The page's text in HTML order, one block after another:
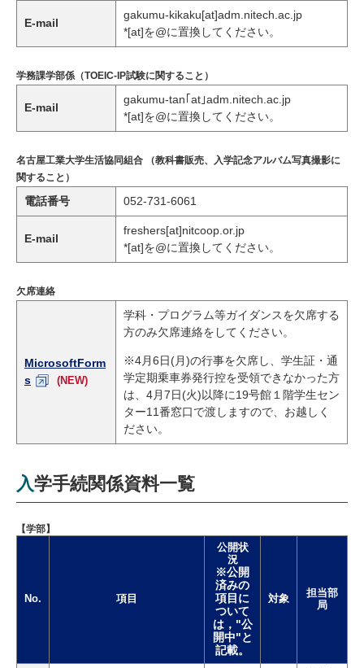
E-mail
gakumu-kikaku[at]adm.nitech.ac.jp
*[at]を@に置換してください。
学務課学部係（TOEIC-IP試験に関すること）
E-mail
gakumu-tan｢at｣adm.nitech.ac.jp
*[at]を@に置換してください。
名古屋工業大学生活協同組合 （教科書販売、入学記念アルバム写真撮影に
関すること）
電話番号 052-731-6061
E-mail
freshers[at]nitcoop.or.jp
*[at]を@に置換してください。
欠席連絡
MicrosoftForm
s
(NEW)
学科・プログラム等ガイダンスを欠席する
方のみ欠席連絡をしてください。
※4月6日(月)の行事を欠席し、学生証・通
学定期乗車券発行控を受領できなかった方
は、4月7日(火)以降に19号館１階学生セン
ター11番窓口で渡しますので、お越しく
ださい。
入学手続関係資料一覧
【学部】
No. 項目
公開状
況
※公開
済みの
項目に
ついて
は，"公
開中"と
記載。
対象
担当部
局